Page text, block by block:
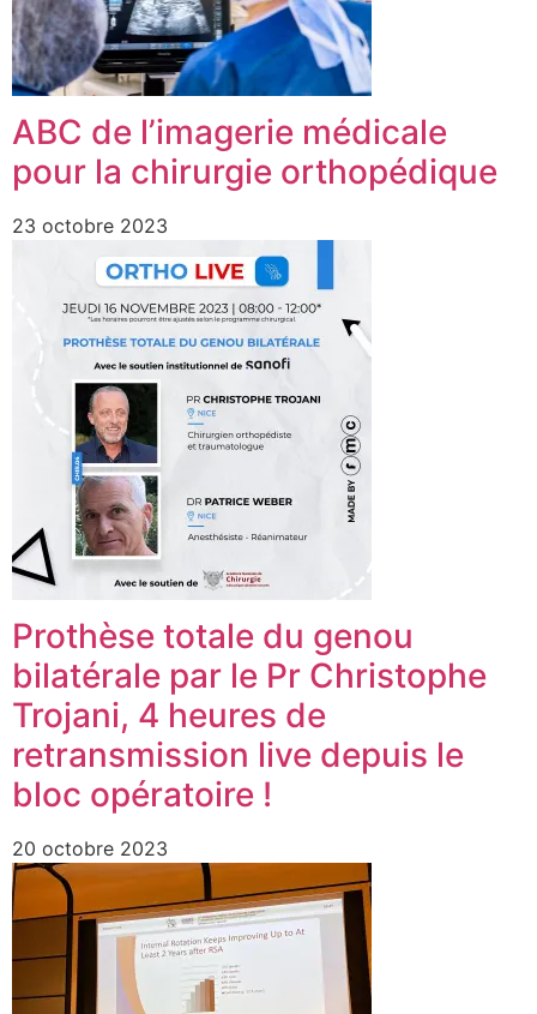
ABC de l’imagerie médicale
pour la chirurgie orthopédique
23 octobre 2023
Prothèse totale du genou
bilatérale par le Pr Christophe
Trojani, 4 heures de
retransmission live depuis le
bloc opératoire !
20 octobre 2023